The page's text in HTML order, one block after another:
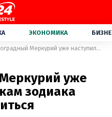
ЭКОНОМИКА
Ретроградный Меркурий уже наступил: 3 знакам зодиака стоит приготовиться
уже
зодиака